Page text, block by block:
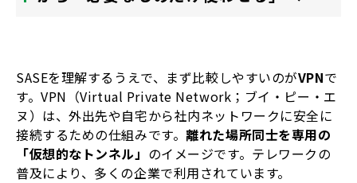
SASEを理解するうえで、まず比較しやすいのがVPNで
す。VPN（Virtual Private Network；ブイ・ピー・エ
ヌ）は、外出先や自宅から社内ネットワークに安全に
接続するための仕組みです。 離れた場所同士を専用の
「仮想的なトンネル」 のイメージです。テレワークの
普及により、多くの企業で利用されています。